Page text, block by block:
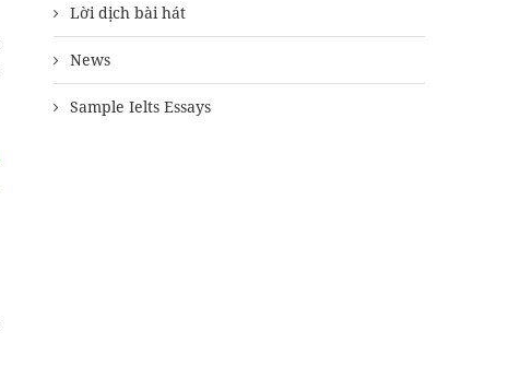
Lời dịch bài hát
News
Sample Ielts Essays